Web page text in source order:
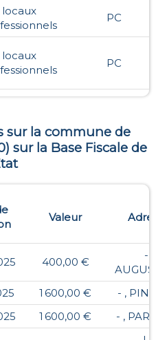
locaux
PC
locaux
PC
sur la commune de
) sur la Base Fiscale de
Valeur
400,00 €
- ,
1 600,00 €
- ,
1 600,00 €
- ,